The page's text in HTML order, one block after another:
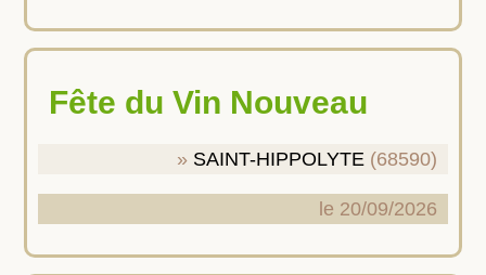
Fête du Vin Nouveau
SAINT-HIPPOLYTE (68590)
le 20/09/2026